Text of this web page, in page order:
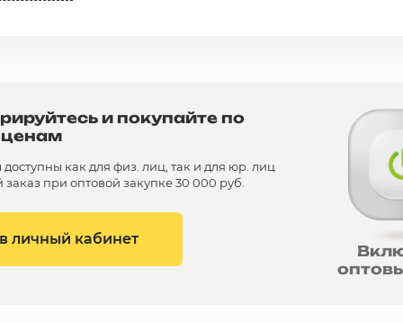
и покупайте по
как для физ. лиц, так и для юр. лиц
при оптовой закупке 30 000 руб.
личный кабинет